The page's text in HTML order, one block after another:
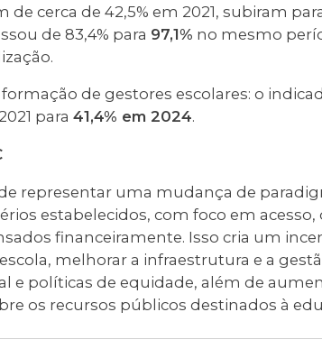
cerca de 42,5% em 2021, subiram
de 83,4% para 97,1% no mesmo
de gestores escolares: o
para 41,4% em 2024.
representar uma mudança de
estabelecidos, com foco em acesso,
financeiramente. Isso cria um
melhorar a infraestrutura e a
e políticas de equidade, além de
os recursos públicos destinados à